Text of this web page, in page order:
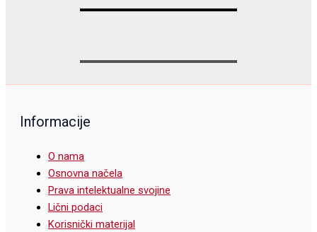
Informacije
O nama
Osnovna načela
Prava intelektualne svojine
Lični podaci
Korisnički materijal